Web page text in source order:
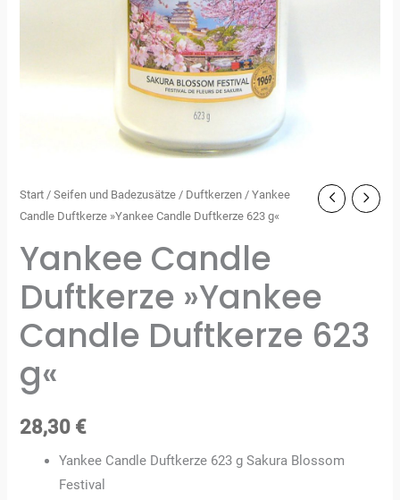
Start /Seifen und Badezusätze / Duftkerzen / Yankee
Candle Duftkerze »Yankee Candle Duftkerze 623 g«
Yankee Candle
Duftkerze »Yankee
Candle Duftkerze 623
g«
28,30 €
Yankee Candle Duftkerze 623 g Sakura Blossom
Festival